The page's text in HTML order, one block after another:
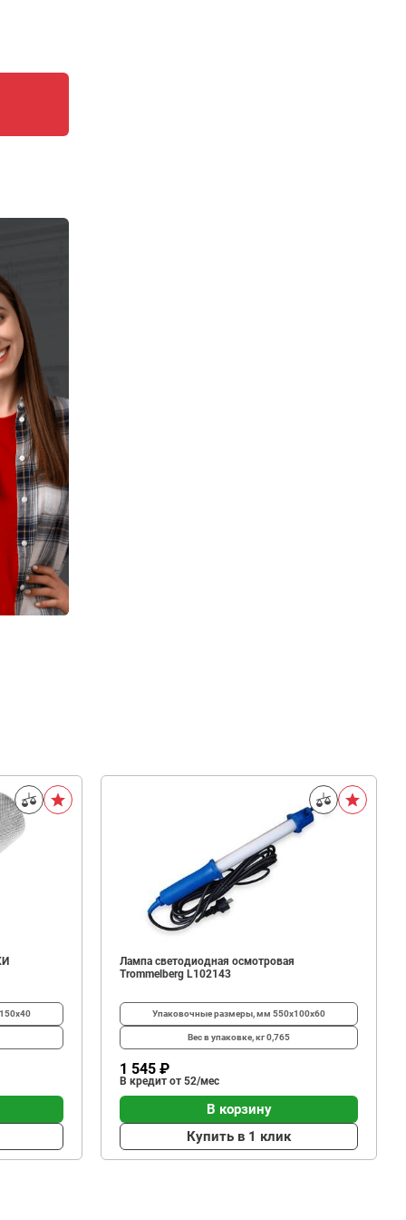
Лампа светодиодная осмотровая
Trommelberg L102143
Упаковочные размеры, мм 550х100х60
Вес в упаковке, кг0,765
1 545 ₽
В кредит от 52/мес
В корзину
Купить в 1 клик